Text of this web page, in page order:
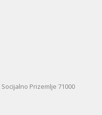
Prizemlje 71000